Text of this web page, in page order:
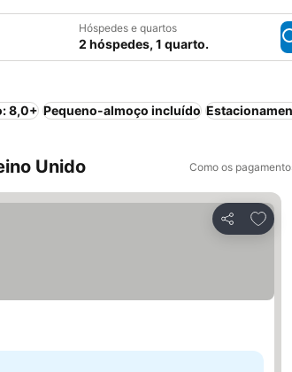
Hóspedes e quartos
2 hóspedes, 1 quarto.
8,0+ Pequeno-almoço incluído
Unido Como os
Partilhar